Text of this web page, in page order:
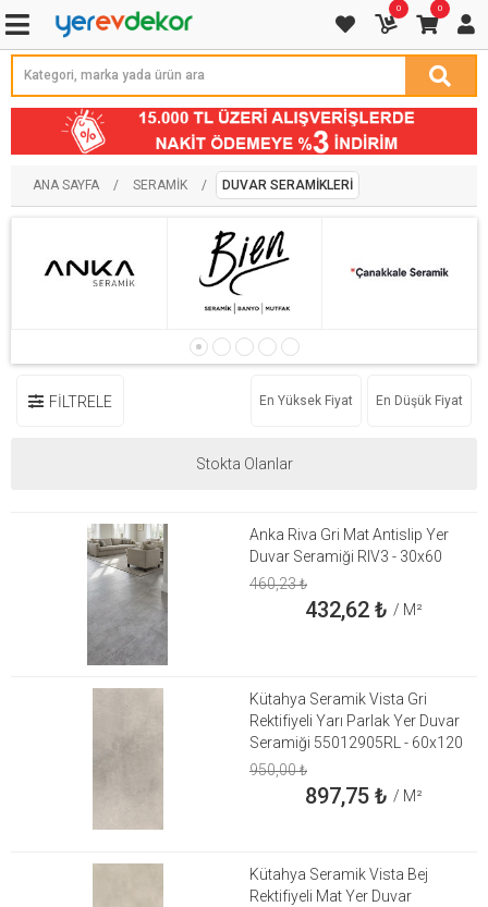
0 0
ANA SAYFA / SERAMIK / DUVAR SERAMIKLERI
FİLTRELE En Yüksek Fiyat En Düşük Fiyat
Stokta Olanlar
Anka Riva Gri Mat Antislip Yer
Duvar Seramiği RIV3 - 30x60
460,23₺
432,62₺ / M²
Kütahya Seramik Vista Gri
Rektifiyeli Yarı Parlak Yer Duvar
Seramiği 55012905RL - 60x120
950,00₺
897,75₺ / M²
Kütahya Seramik Vista Bej
Rektifiyeli Mat Yer Duvar